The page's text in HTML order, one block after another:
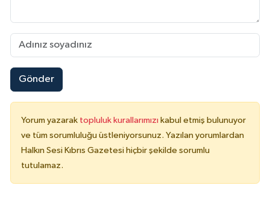
Gönder
Yorum yazarak topluluk kurallarımızı kabul etmiş bulunuyor
ve tüm sorumluluğu üstleniyorsunuz. Yazılan yorumlardan
Halkın Sesi Kıbrıs Gazetesi hiçbir şekilde sorumlu
tutulamaz.